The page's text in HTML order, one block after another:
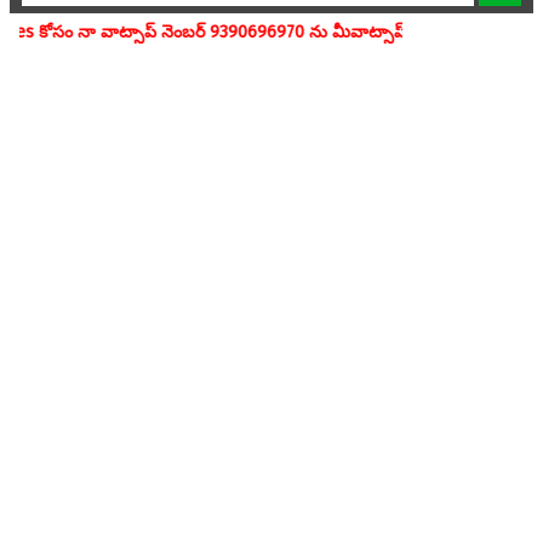
నెంబర్ 9390696970 ను మీవాట్సాప్ గ్రూపులో add చేయగలరు